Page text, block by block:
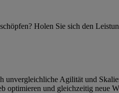
Holen Sie sich den
unvergleichliche Agilität und
optimieren und gleichzeitig neue